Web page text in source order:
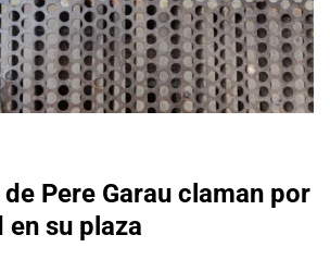
Pere Garau claman por
en su plaza